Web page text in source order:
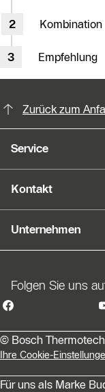
Kombination
Empfehlung
Zurück zum
Service
Kontakt
Unternehmen
Folgen Sie uns
© Bosch
Ihre Cookie-
Für uns als Marke